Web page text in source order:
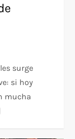
surge
si hoy
mucha